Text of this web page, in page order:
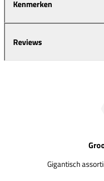
Kenmerken
Reviews
Gigantisch